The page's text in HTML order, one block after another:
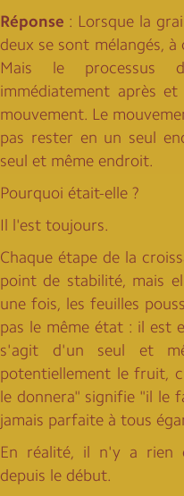
Réponse : Lorsque la
deux se sont mélangés,
Mais le processus
immédiatement après
mouvement. Le
pas rester en un seul
seul et même endroit.
Pourquoi était-elle ?
Il l'est toujours.
Chaque étape de la
point de stabilité, mais
une fois, les feuilles
pas le même état : il est
s'agit d'un seul et
potentiellement le fruit,
le donnera" signifie "il le
jamais parfaite à tous
En réalité, il n'y a rien
depuis le début.